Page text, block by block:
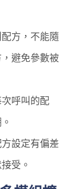
方，不能隨
避免參數被
呼叫的配
設定有偏差
受。